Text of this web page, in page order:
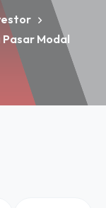
Modal